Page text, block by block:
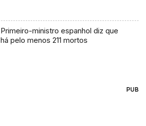
Primeiro-ministro espanhol diz que
há pelo menos 211 mortos
PUB